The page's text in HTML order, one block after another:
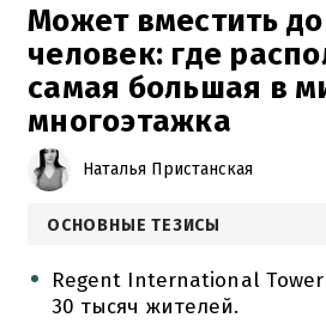
Может вместить
человек: где
самая большая в
многоэтажка
Наталья Пристанская
ОСНОВНЫЕ ТЕЗИСЫ
Regent International
30 тысяч жителей.